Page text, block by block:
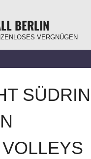
BERLIN
VERGNÜGEN